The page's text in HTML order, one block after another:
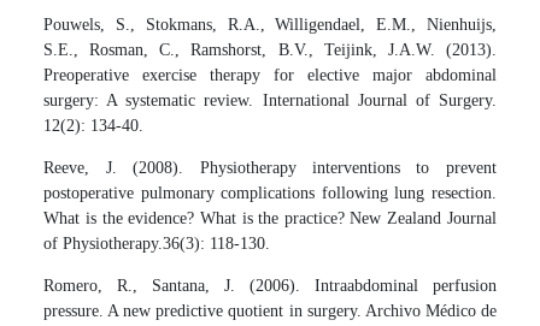
Pouwels, S., Stokmans, R.A., Willigendael, E.M., Nienhuijs,
S.E., Rosman, C., Ramshorst, B.V., Teijink, J.A.W. (2013).
Preoperative exercise therapy for elective major abdominal
surgery: A systematic review. International Journal of Surgery.
12(2): 134-40.
Reeve, J. (2008). Physiotherapy interventions to prevent
postoperative pulmonary complications following lung resection.
What is the evidence? What is the practice? New Zealand Journal
of Physiotherapy.36(3): 118-130.
Romero, R., Santana, J. (2006). Intraabdominal perfusion
pressure. A new predictive quotient in surgery. Archivo Médico de